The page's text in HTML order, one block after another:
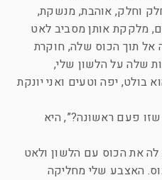
וחלק, אוהבת, מנשקת,
מלקקת אותן מסביב לאט
אל תוך הכוס שלה, חוקרת
שלה על הלשון שלי,
יפה וטעים ואני יונקת
פעם ראשונה?”, היא
את הכוס עם הלשון ולאט
האצבע שלי מחליקה